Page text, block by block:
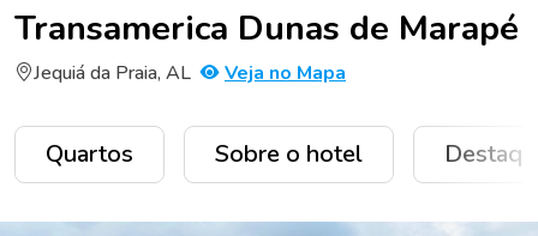
Transamerica Dunas de Marapé
Jequiá da Praia, AL Veja no Mapa
Quartos Sobre o hotel